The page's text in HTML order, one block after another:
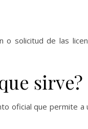
o solicitud de las
sirve?
oficial que permite